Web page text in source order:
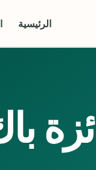
الرئيسية